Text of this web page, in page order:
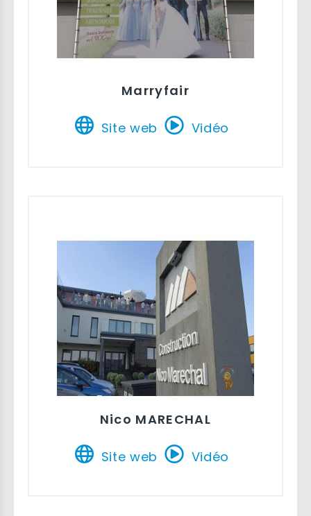
Marryfair
Site web Vidéo
Nico MARECHAL
Site web Vidéo